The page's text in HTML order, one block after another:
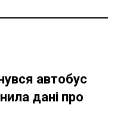
автобус
дані про